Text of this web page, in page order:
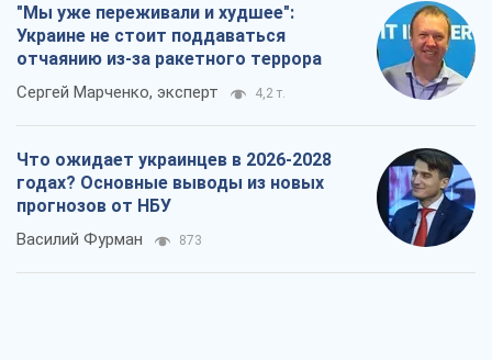
"Мы уже переживали и худшее":
Украине не стоит поддаваться
отчаянию из-за ракетного террора
Сергей Марченко, эксперт 4,2 т.
Что ожидает украинцев в 2026-2028
годах? Основные выводы из новых
прогнозов от НБУ
Василий Фурман 873